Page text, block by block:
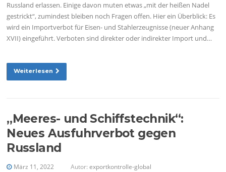
Russland erlassen. Einige davon muten etwas „mit der heißen Nadel
gestrickt“, zumindest bleiben noch Fragen offen. Hier ein Überblick: Es
wird ein Importverbot für Eisen- und Stahlerzeugnisse (neuer Anhang
XVII) eingeführt. Verboten sind direkter oder indirekter Import und…
Weiterlesen
„Meeres- und Schiffstechnik“:
Neues Ausfuhrverbot gegen
Russland
März 11, 2022 Autor:exportkontrolle-global